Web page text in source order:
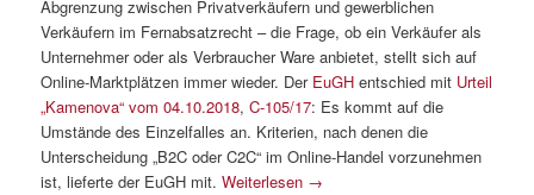
Abgrenzung zwischen Privatverkäufern und gewerblichen
Verkäufern im Fernabsatzrecht – die Frage, ob ein Verkäufer als
Unternehmer oder als Verbraucher Ware anbietet, stellt sich auf
Online-Marktplätzen immer wieder. Der EuGH entschied mit Urteil
„Kamenova“ vom 04.10.2018,C-105/17: Es kommt auf die
Umstände des Einzelfalles an. Kriterien, nach denen die
Unterscheidung „B2C oder C2C“ im Online-Handel vorzunehmen
ist, lieferte der EuGH mit.Weiterlesen →